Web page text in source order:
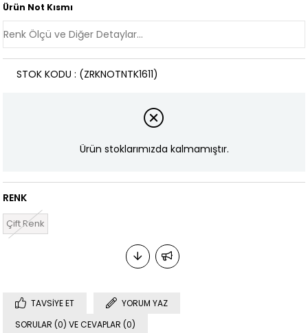
Ürün Not Kısmı
(ZRKNOTNTK1611)
STOK KODU
Ürün stoklarımızda kalmamıştır.
RENK
Çift Renk
TAVSIYE ET
YORUM YAZ
SORULAR (0) VE CEVAPLAR (0)